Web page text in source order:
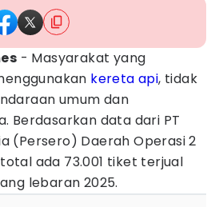
- Masyarakat yang
kereta api, tidak
umum dan
Berdasarkan data dari PT
(Persero) Daerah Operasi 2
ada 73.001 tiket terjual
lebaran 2025.